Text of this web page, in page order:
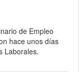
de Empleo
hace unos días
Laborales.